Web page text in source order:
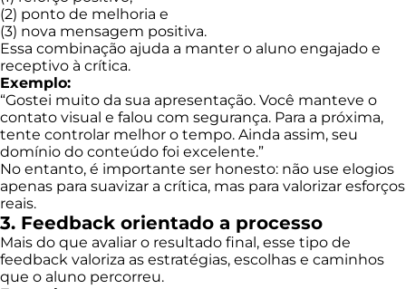
(2) ponto de melhoria e
(3) nova mensagem positiva.
Essa combinação ajuda a manter o aluno engajado e
receptivo à crítica.
Exemplo:
“Gostei muito da sua apresentação. Você manteve o
contato visual e falou com segurança. Para a próxima,
tente controlar melhor o tempo. Ainda assim, seu
domínio do conteúdo foi excelente.”
No entanto, é importante ser honesto: não use elogios
apenas para suavizar a crítica, mas para valorizar esforços
reais.
3. Feedback orientado a processo
Mais do que avaliar o resultado final, esse tipo de
feedback valoriza as estratégias, escolhas e caminhos
que o aluno percorreu.